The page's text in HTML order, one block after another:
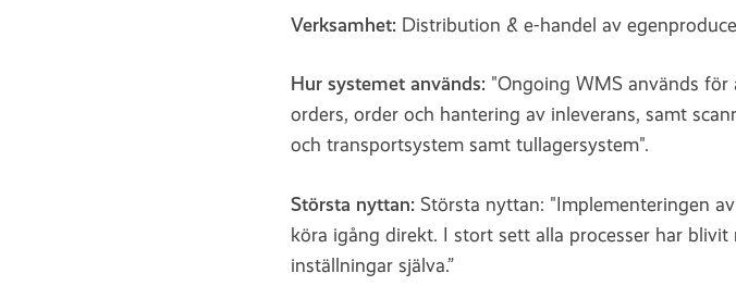
Verksamhet: Distribution & e-handel av
Hur systemet används: "Ongoing WMS används
orders, order och hantering av inleverans, samt
och transportsystem samt tullagersystem".
Största nyttan: Största nyttan: "Implementeringen
köra igång direkt. I stort sett alla processer har
inställningar själva.”